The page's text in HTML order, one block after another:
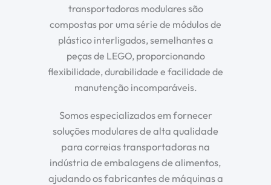
transportadoras modulares são
compostas por uma série de módulos de
plástico interligados, semelhantes a
peças de LEGO, proporcionando
flexibilidade, durabilidade e facilidade de
manutenção incomparáveis.
Somos especializados em fornecer
soluções modulares de alta qualidade
para correias transportadoras na
indústria de embalagens de alimentos,
ajudando os fabricantes de máquinas a